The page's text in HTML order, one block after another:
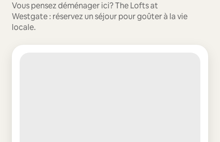
Vous pensez déménager ici? The Lofts at
Westgate : réservez un séjour pour goûter à la vie
locale.